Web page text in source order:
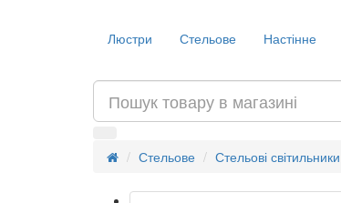
Люстри Стельове Настінне
Стельове Стельові світильники